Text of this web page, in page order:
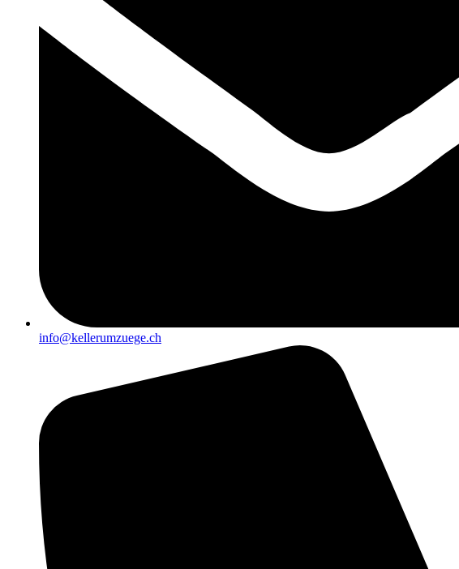
info@kellerumzuege.ch